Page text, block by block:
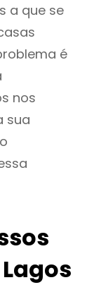
a que se
é
nos
sua